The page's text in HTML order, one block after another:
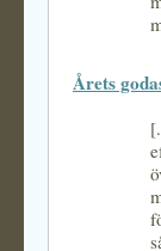
Årets